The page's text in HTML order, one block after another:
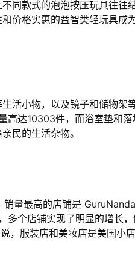
同款式的泡泡按压玩具往往
价格实惠的益智类轻玩具成
活小物，以及镜子和储物架
高达10303件，而浴室垫和落
民的生活杂物。
量最高的店铺是 GuruNanda
多个店铺实现了明显的增长，
，服装店和美妆店是美国小